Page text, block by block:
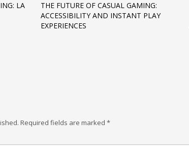
LA
THE FUTURE OF CASUAL GAMING:
ACCESSIBILITY AND INSTANT PLAY
EXPERIENCES
Required fields are marked *